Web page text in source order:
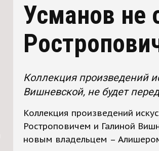
Усманов не
Коллекция произведений
Вишневской, не будет
Коллекция произведений
Ростроповичем и Галиной
новым владельцем –